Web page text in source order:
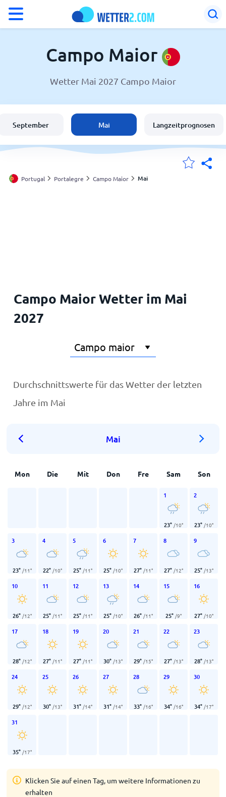
Wetter in Campo Maior
Schweiz
Deutschland
Campo Maior
Wetter Mai 2027 Campo Maior
September Mai Langzeitprognosen
Portugal Portalegre Campo Maior Mai
Campo Maior Wetter im Mai
2027
Durchschnittswerte für das Wetter der letzten
Jahre im Mai
Mai
Mon Die Mit Don Fre Sam Son
1
23° /10°
2
23° /10°
3
23° /11°
4
22° /10°
5
25° /11°
6
25° /10°
7
27° /11°
8
27° /12°
9
25° /13°
10
26° /12°
11
25° /11°
12
25° /11°
13
25° /10°
14
26° /11°
15
25° /9°
16
27° /10°
17
28° /12°
18
27° /11°
19
27° /11°
20
30° /13°
21
29° /15°
22
27° /13°
23
28° /13°
24
29° /12°
25
30° /13°
26
31° /14°
27
31° /14°
28
33° /16°
29
34° /16°
30
34° /17°
31
35° /17°
Klicken Sie auf einen Tag, um weitere Informationen zu
erhalten